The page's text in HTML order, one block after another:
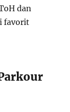
dan
favorit